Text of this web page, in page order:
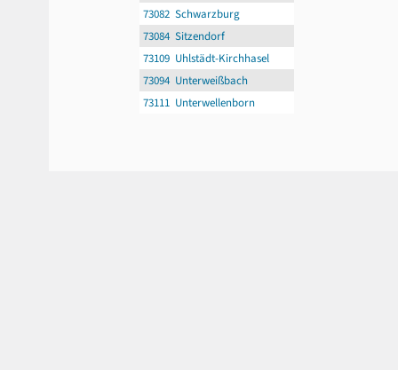
73082 Schwarzburg
73084 Sitzendorf
73109 Uhlstädt-Kirchhasel
73094 Unterweißbach
73111 Unterwellenborn